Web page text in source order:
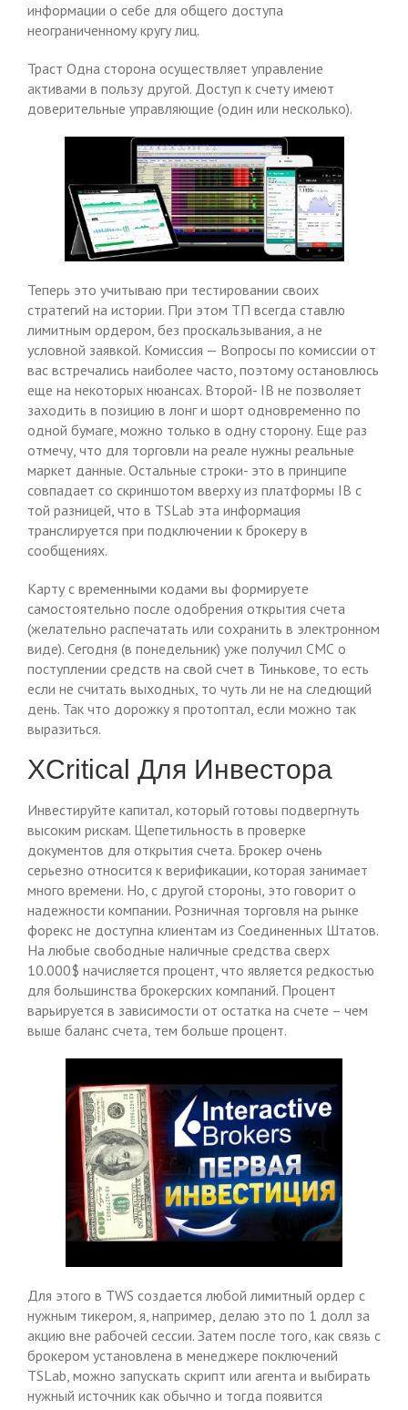
информации о себе для общего доступа
неограниченному кругу лиц.
Траст Одна сторона осуществляет управление
активами в пользу другой. Доступ к счету имеют
доверительные управляющие (один или несколько).
Теперь это учитываю при тестировании своих
стратегий на истории. При этом ТП всегда ставлю
лимитным ордером, без проскальзывания, а не
условной заявкой. Комиссия — Вопросы по комиссии от
вас встречались наиболее часто, поэтому остановлюсь
еще на некоторых нюансах. Второй- IB не позволяет
заходить в позицию в лонг и шорт одновременно по
одной бумаге, можно только в одну сторону. Еще раз
отмечу, что для торговли на реале нужны реальные
маркет данные. Остальные строки- это в принципе
совпадает со скриншотом вверху из платформы IB с
той разницей, что в TSLab эта информация
транслируется при подключении к брокеру в
сообщениях.
Карту с временными кодами вы формируете
самостоятельно после одобрения открытия счета
(желательно распечатать или сохранить в электронном
виде). Сегодня (в понедельник) уже получил СМС о
поступлении средств на свой счет в Тинькове, то есть
если не считать выходных, то чуть ли не на следющий
день. Так что дорожку я протоптал, если можно так
выразиться.
XCritical Для Инвестора
Инвестируйте капитал, который готовы подвергнуть
высоким рискам. Щепетильность в проверке
документов для открытия счета. Брокер очень
серьезно относится к верификации, которая занимает
много времени. Но, с другой стороны, это говорит о
надежности компании. Розничная торговля на рынке
форекс не доступна клиентам из Соединенных Штатов.
На любые свободные наличные средства сверх
10.000$ начисляется процент, что является редкостью
для большинства брокерских компаний. Процент
варьируется в зависимости от остатка на счете – чем
выше баланс счета, тем больше процент.
Для этого в TWS создается любой лимитный ордер с
нужным тикером, я, например, делаю это по 1 долл за
акцию вне рабочей сессии. Затем после того, как связь с
брокером установлена в менеджере поключений
TSLab, можно запускать скрипт или агента и выбирать
нужный источник как обычно и тогда появится